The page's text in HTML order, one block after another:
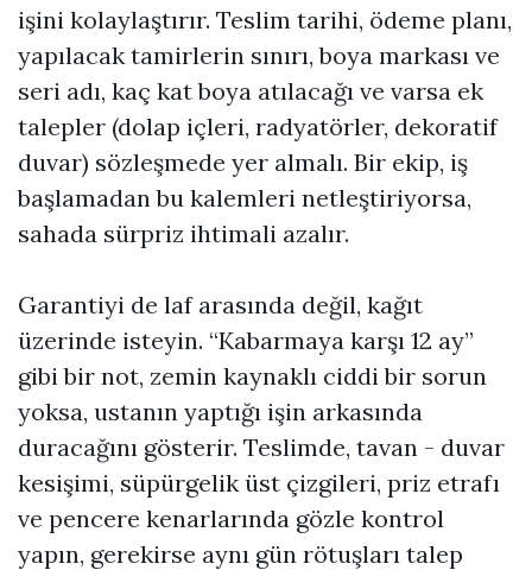
işini kolaylaştırır. Teslim tarihi, ödeme planı,
yapılacak tamirlerin sınırı, boya markası ve
seri adı, kaç kat boya atılacağı ve varsa ek
talepler (dolap içleri, radyatörler, dekoratif
duvar) sözleşmede yer almalı. Bir ekip, iş
başlamadan bu kalemleri netleştiriyorsa,
sahada sürpriz ihtimali azalır.
Garantiyi de laf arasında değil, kağıt
üzerinde isteyin. “Kabarmaya karşı 12 ay”
gibi bir not, zemin kaynaklı ciddi bir sorun
yoksa, ustanın yaptığı işin arkasında
duracağını gösterir. Teslimde, tavan - duvar
kesişimi, süpürgelik üst çizgileri, priz etrafı
ve pencere kenarlarında gözle kontrol
yapın, gerekirse aynı gün rötuşları talep